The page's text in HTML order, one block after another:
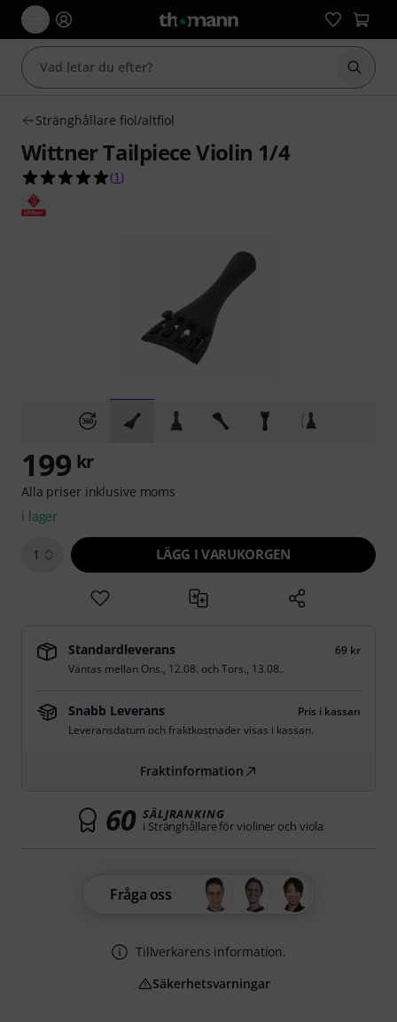
Börja
Stränghållare fiol/altfiol
Wittner Tailpiece Violin 1/4
5.0 av 5 stjärnor från 1 kundbetyg
(1 )
199 kr
Alla priser inklusive moms
i lager
1 LÄGG I VARUKORGEN
Standardleverans
69 kr
Väntas mellan Ons., 12.08. ochTors., 13.08..
Snabb Leverans
Pris i kassan
Leveransdatum och fraktkostnader visas i kassan.
Fraktinformation
60 SÄLJRANKING
i Stränghållare för violiner och viola
Fråga oss
Tillverkarens information.
Säkerhetsvarningar